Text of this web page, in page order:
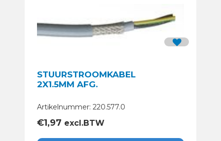
STUURSTROOMKABEL
2X1.5MM AFG.
Artikelnummer: 220.577.0
€1,97 excl.BTW